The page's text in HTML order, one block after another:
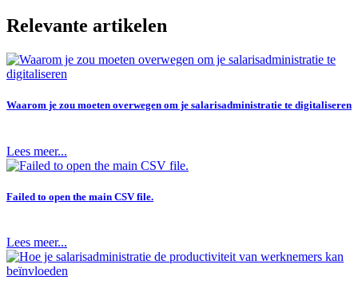
Relevante artikelen
Waarom je zou moeten overwegen om je salarisadministratie te digitaliseren
Lees meer...
Failed to open the main CSV file.
Lees meer...